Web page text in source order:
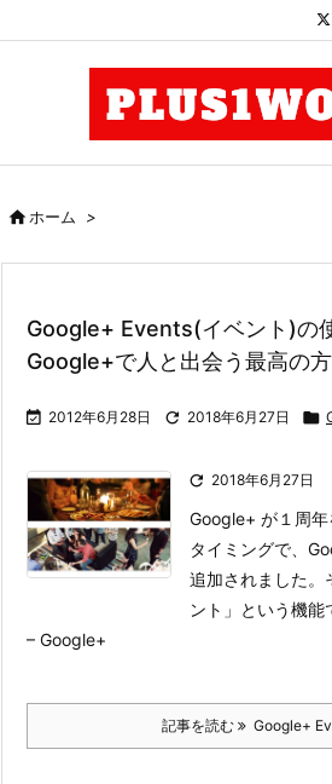
ホーム >
Google+ Events(イベント)の
Google+で人と出会う最高の
 2012年6月28日  2018年6月27日 
 2018年6月27日
Google+ が１周
タイミングで、
追加されました
ント」という機能
– Google+
記事を読む Google+